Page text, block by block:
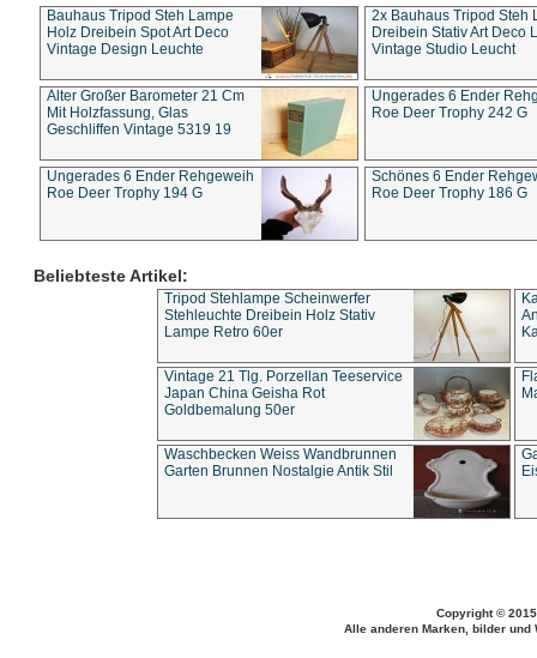
Bauhaus Tripod Steh Lampe
Holz Dreibein Spot Art Deco
Vintage Design Leuchte
2x Bauhaus Tripod Steh
Dreibein Stativ Art Deco
Vintage Studio Leucht
Alter Großer Barometer 21 Cm
Mit Holzfassung, Glas
Geschliffen Vintage 5319 19
Ungerades 6 Ender
Roe Deer Trophy 242 G
Ungerades 6 Ender Rehgeweih
Roe Deer Trophy 194 G
Schönes 6 Ender
Roe Deer Trophy 186 G
Beliebteste Artikel:
Tripod Stehlampe Scheinwerfer
Stehleuchte Dreibein Holz Stativ
Lampe Retro 60er
Vintage 21 Tlg. Porzellan Teeservice
Japan China Geisha Rot
Goldbemalung 50er
Waschbecken Weiss Wandbrunnen
Garten Brunnen Nostalgie Antik Stil
Copyright ©
Alle anderen Marken, bilder und